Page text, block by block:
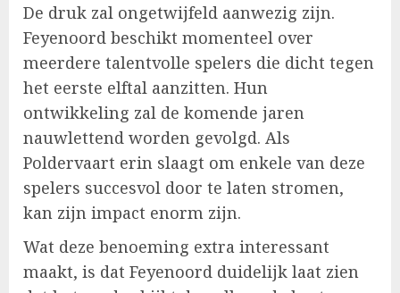
De druk zal ongetwijfeld aanwezig zijn.
Feyenoord beschikt momenteel over
meerdere talentvolle spelers die dicht tegen
het eerste elftal aanzitten. Hun
ontwikkeling zal de komende jaren
nauwlettend worden gevolgd. Als
Poldervaart erin slaagt om enkele van deze
spelers succesvol door te laten stromen,
kan zijn impact enorm zijn.
Wat deze benoeming extra interessant
maakt, is dat Feyenoord duidelijk laat zien